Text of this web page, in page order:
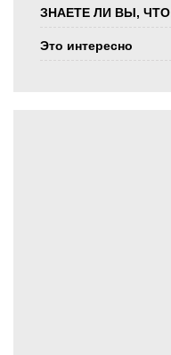
ЗНАЕТЕ ЛИ ВЫ,
Это интересно